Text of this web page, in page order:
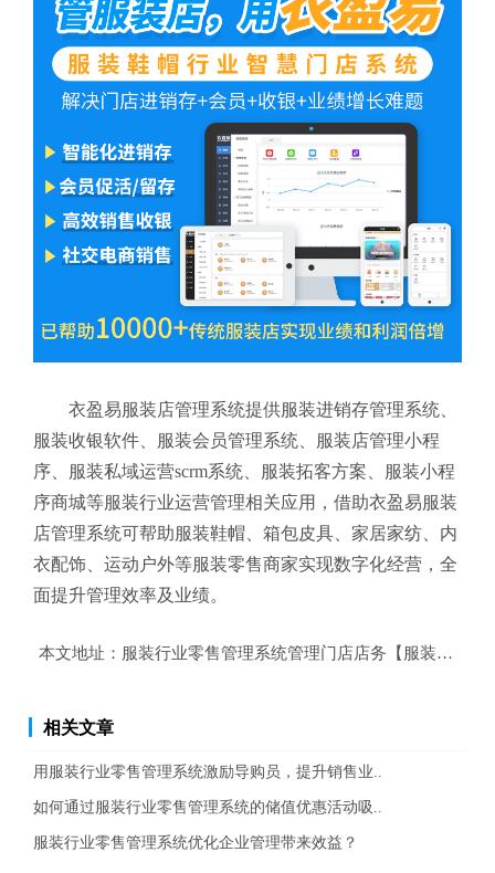
衣盈易服装店管理系统提供服装进销存管理系统、
服装收银软件、服装会员管理系统、服装店管理小程
序、服装私域运营scrm系统、服装拓客方案、服装小程
序商城等服装行业运营管理相关应用，借助衣盈易服装
店管理系统可帮助服装鞋帽、箱包皮具、家居家纺、内
衣配饰、运动户外等服装零售商家实现数字化经营，全
面提升管理效率及业绩。
本文地址： 服装行业零售管理系统管理门店店务【服装行业零
相关文章
用服装行业零售管理系统激励导购员，提升销售业..
如何通过服装行业零售管理系统的储值优惠活动吸..
服装行业零售管理系统优化企业管理带来效益？